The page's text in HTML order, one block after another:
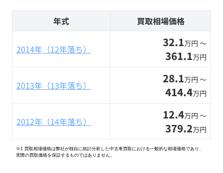
年式 買取相場価格
2014年（12年落ち） 32.1万円 〜
361.1万円
2013年（13年落ち） 28.1万円 〜
414.4万円
2012年（14年落ち） 12.4万円 〜
379.2万円
※1 買取相場価格は弊社が独自に統計分析した中古車買取における一般的な相場価格であり、
実際の買取価格を保証するものではありません。